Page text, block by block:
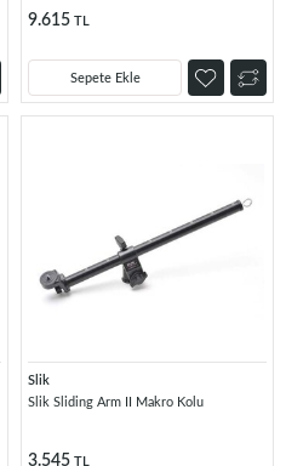
9.615 TL
Sepete Ekle
Slik
Slik Sliding Arm II Makro Kolu
3.545 TL